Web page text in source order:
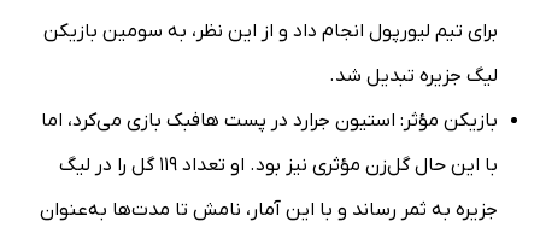
برای تیم لیورپول انجام داد و از این نظر، به سومین بازیکن
لیگ جزیره تبدیل شد.
بازیکن مؤثر: استیون جرارد در پست هافبک بازی می‌کرد، اما
با این حال گل‌زن مؤثری نیز بود. او تعداد 119 گل را در لیگ
جزیره به ثمر رساند و با این آمار، نامش تا مدت‌ها به‌عنوان